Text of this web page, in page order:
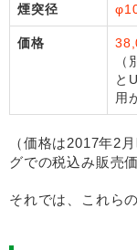
煙突径
価格
と
用
（価格は2017年2
グでの税込み販売価
それでは、これら